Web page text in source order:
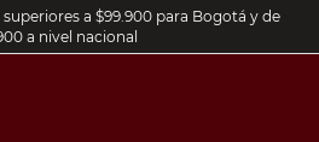
a $99.900 para Bogotá y de
a nivel nacional